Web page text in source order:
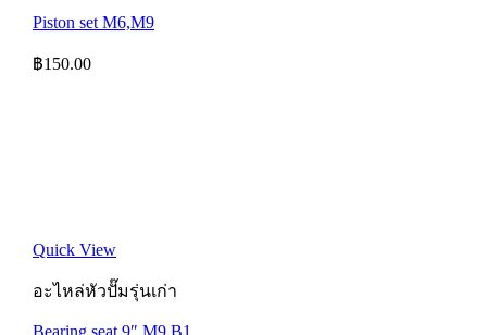
Piston set M6,M9
฿150.00
Quick View
อะไหล่หัวปั๊มรุ่นเก่า